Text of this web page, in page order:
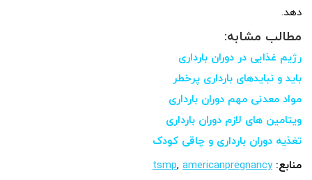
دهد.
مطالب مشابه:
رژیم غذایی در دوران بارداری
باید و نباید‌های بارداری پرخطر
مواد معدنی مهم دوران بارداری
ویتامین های لازم دوران بارداری
تغذیه دوران بارداری و چاقی کودک
منابع:
tsmp, americanpregnancy